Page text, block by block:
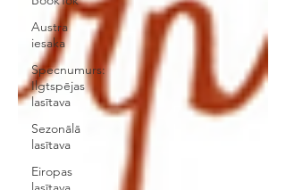
Austra
iesaka
Specnumurs:
Ilgtspējas
lasītava
Sezonālā
lasītava
Eiropas